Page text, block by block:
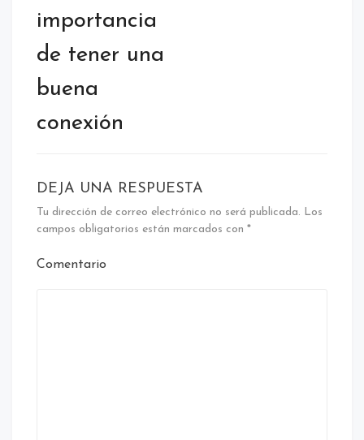
importancia
de tener una
buena
conexión
DEJA UNA RESPUESTA
Tu dirección de correo electrónico no será publicada. Los
campos obligatorios están marcados con *
Comentario